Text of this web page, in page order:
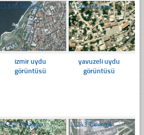
☐ 570 Tıklanma
izmir uydu
görüntüsü
☐306 Tıklanma
yavuzeli uydu
görüntüsü
☐342 Tıklanma ☐243 Tıklanma